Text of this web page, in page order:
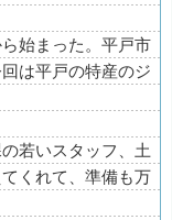
始まった。平戸市
は平戸の特産のジ
若いスタッフ、土
くれて、準備も万